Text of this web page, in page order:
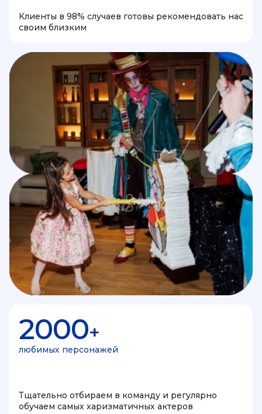
Клиенты в 98% случаев готовы рекомендовать нас
своим близким
2000+
любимых персонажей
Тщательно отбираем в команду и регулярно
обучаем самых харизматичных актеров